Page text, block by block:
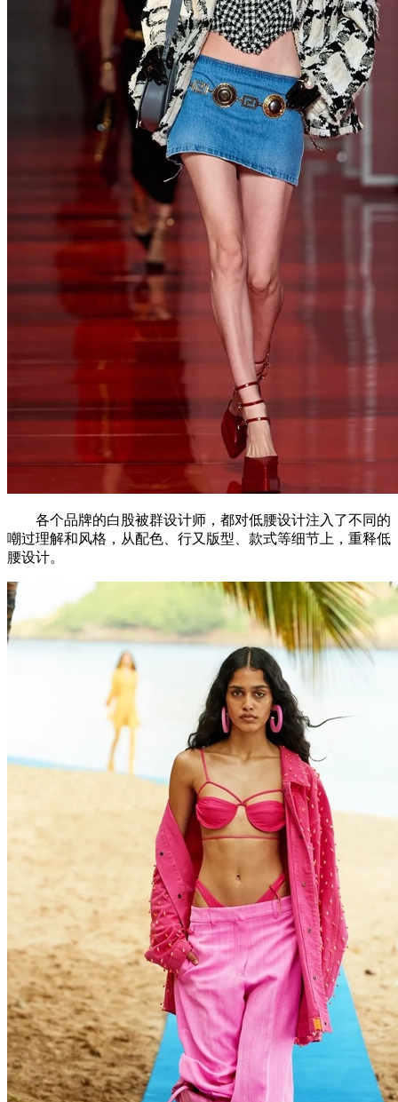
各个品牌的白股被群设计师，都对低腰设计注入了不同的
嘲过理解和风格，从配色、行又版型、款式等细节上，重释低
腰设计。